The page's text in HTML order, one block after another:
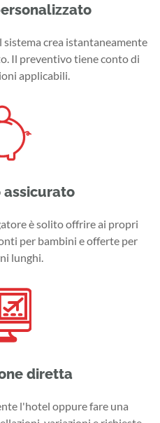
crea istantaneamente
Il preventivo tiene conto di
applicabili.
assicurato
è solito offrire ai propri
per bambini e offerte per
lunghi.
diretta
l'hotel oppure fare una